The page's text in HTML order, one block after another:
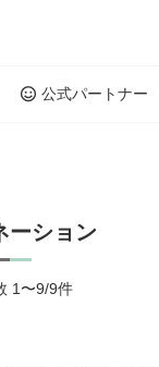
公式パートナー
ーション
1〜9/9件